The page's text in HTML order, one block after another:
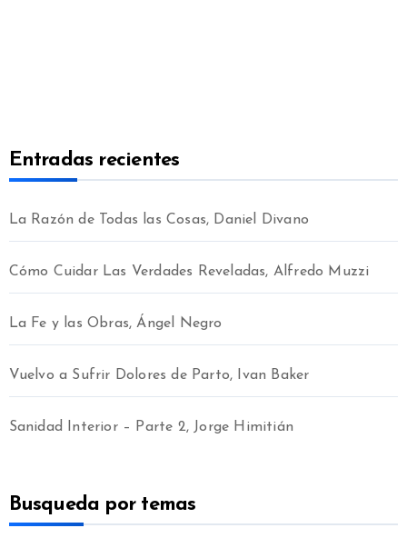
Entradas recientes
La Razón de Todas las Cosas, Daniel Divano
Cómo Cuidar Las Verdades Reveladas, Alfredo Muzzi
La Fe y las Obras, Ángel Negro
Vuelvo a Sufrir Dolores de Parto, Ivan Baker
Sanidad Interior – Parte 2, Jorge Himitián
Busqueda por temas